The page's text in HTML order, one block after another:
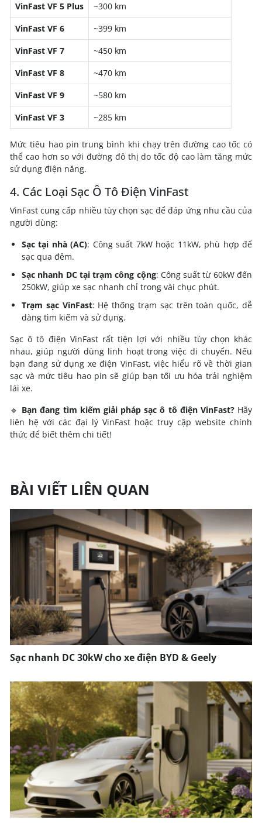
VinFast VF 5 Plus
~300 km
VinFast VF 6
~399 km
VinFast VF 7
~450 km
VinFast VF 8
~470 km
VinFast VF 9
~580 km
VinFast VF 3
~285 km
Mức tiêu hao pin trung bình khi chạy trên đường cao tốc có
thể cao hơn so với đường đô thị do tốc độ cao làm tăng mức
sử dụng điện năng.
4. Các Loại Sạc Ô Tô Điện VinFast
VinFast cung cấp nhiều tùy chọn sạc để đáp ứng nhu cầu của
người dùng:
Sạc tại nhà (AC): Công suất 7kW hoặc 11kW, phù hợp để
sạc qua đêm.
Sạc nhanh DC tại trạm công cộng: Công suất từ 60kW đến
250kW, giúp xe sạc nhanh chỉ trong vài chục phút.
Trạm sạc VinFast: Hệ thống trạm sạc trên toàn quốc, dễ
dàng tìm kiếm và sử dụng.
Sạc ô tô điện VinFast rất tiện lợi với nhiều tùy chọn khác
nhau, giúp người dùng linh hoạt trong việc di chuyển. Nếu
bạn đang sử dụng xe điện VinFast, việc hiểu rõ về thời gian
sạc và mức tiêu hao pin sẽ giúp bạn tối ưu hóa trải nghiệm
lái xe.
🔹 Bạn đang tìm kiếm giải pháp sạc ô tô điện VinFast?Hãy
liên hệ với các đại lý VinFast hoặc truy cập website chính
thức để biết thêm chi tiết!
BÀI VIẾT LIÊN QUAN
Sạc nhanh DC 30kW cho xe điện BYD & Geely